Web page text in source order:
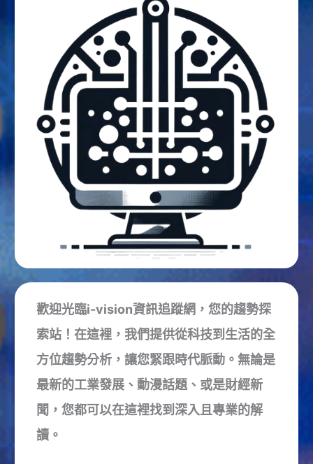
歡迎光臨i-vision資訊追蹤網，您的趨勢探
索站！在這裡，我們提供從科技到生活的全
方位趨勢分析，讓您緊跟時代脈動。無論是
最新的工業發展、動漫話題、或是財經新
聞，您都可以在這裡找到深入且專業的解
讀。